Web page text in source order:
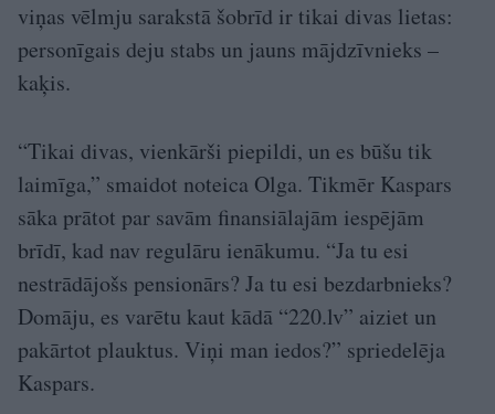
viņas vēlmju sarakstā šobrīd ir tikai divas lietas:
personīgais deju stabs un jauns mājdzīvnieks –
kaķis.
“Tikai divas, vienkārši piepildi, un es būšu tik
laimīga,” smaidot noteica Olga. Tikmēr Kaspars
sāka prātot par savām finansiālajām iespējām
brīdī, kad nav regulāru ienākumu. “Ja tu esi
nestrādājošs pensionārs? Ja tu esi bezdarbnieks?
Domāju, es varētu kaut kādā “220.lv” aiziet un
pakārtot plauktus. Viņi man iedos?” spriedelēja
Kaspars.